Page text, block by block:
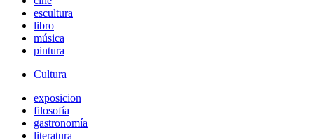
escultura
libro
música
pintura
Cultura
exposicion
filosofía
gastronomía
literatura